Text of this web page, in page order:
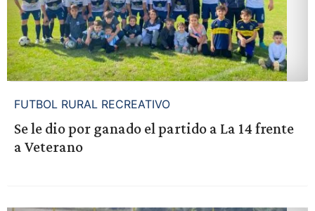
FUTBOL RURAL RECREATIVO
Se le dio por ganado el partido a La 14 frente
a Veterano